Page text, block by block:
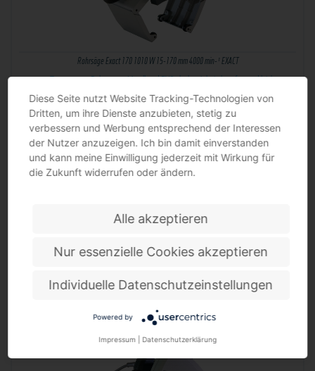
Rohrsäge Exact 170 1010 W 15-170 mm 4000 min-¹ EXACT
zum Trennen von Rohren aus Metall und PVC · hoher Arbeitskomfort und leichte
zum Trennen von Rohren aus Metall und PVC · durch die regelbare Drehzahl ideal für
Diese Seite nutzt Website Tracking-Technologien von
Dritten, um ihre Dienste anzubieten, stetig zu
verbessern und Werbung entsprechend der Interessen
der Nutzer anzuzeigen. Ich bin damit einverstanden
und kann meine Einwilligung jederzeit mit Wirkung für
die Zukunft widerrufen oder ändern.
Alle akzeptieren
Nur essenzielle Cookies akzeptieren
Individuelle Datenschutzeinstellungen
Powered by
Impressum Datenschutzerklärung